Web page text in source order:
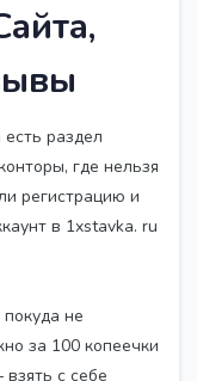
раздел
где нельзя
регистрацию и
в 1xstavka. ru
не
за 100 копеечки
с себе